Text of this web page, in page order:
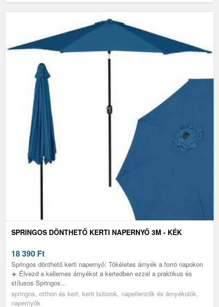
SPRINGOS DÖNTHETŐ KERTI NAPERNYŐ 3M - KÉK
18 390 Ft
Springos dönthető kerti napernyő: Tökéletes árnyék a forró napokon
☀️ Élvezd a kellemes árnyékot a kertedben ezzel a praktikus és
stílusos Springos...
springos, otthon és kert, kerti bútorok, napellenzők és árnyékolók,
napernyők